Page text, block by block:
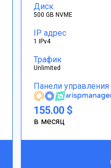
Диск
500 GB NVME
IP адрес
1 IPv4
Трафик
Unlimited
Панели управления
155.00 $
в месяц